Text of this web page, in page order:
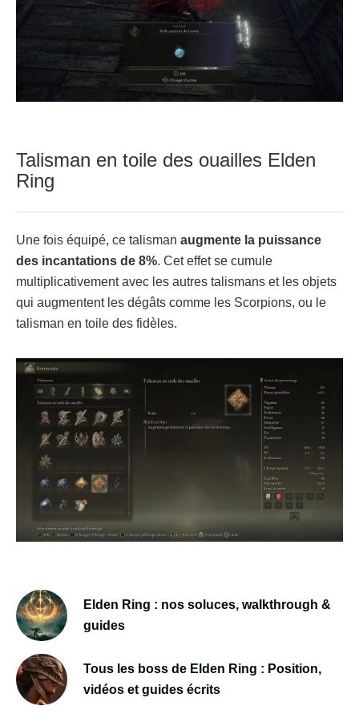
Talisman en toile des ouailles Elden
Ring
Une fois équipé, ce talisman augmente la puissance
des incantations de 8%. Cet effet se cumule
multiplicativement avec les autres talismans et les objets
qui augmentent les dégâts comme les Scorpions, ou le
talisman en toile des fidèles.
Elden Ring : nos soluces, walkthrough &
guides
Tous les boss de Elden Ring : Position,
vidéos et guides écrits